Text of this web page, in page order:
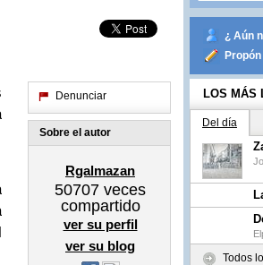
Denunciar
Sobre el autor
Rgalmazan
50707 veces
compartido
ver su perfil
ver su blog
¿ Aún
LOS MÁS
Del día
Todos